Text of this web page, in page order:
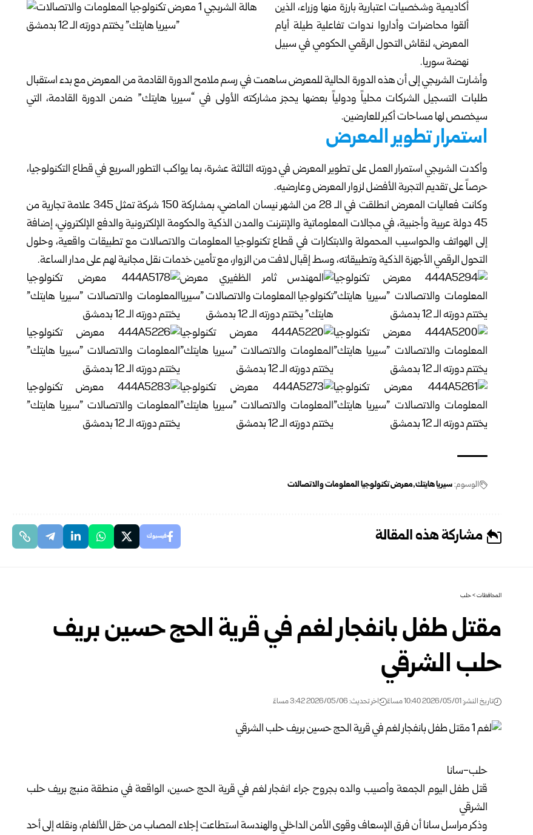
أكاديمية وشخصيات اعتبارية بارزة منها وزراء، الذين
ألقوا محاضرات وأداروا ندوات تفاعلية طيلة أيام
المعرض، لنقاش التحول الرقمي الحكومي في سبيل
نهضة سوريا.
وأشارت الشربجي إلى أن هذه الدورة الحالية للمعرض ساهمت في رسم ملامح الدورة القادمة من المعرض مع بدء استقبال
طلبات التسجيل الشركات محلياً ودولياً بعضها يحجز مشاركته الأولى في “سيريا هايتك” ضمن الدورة القادمة، التي
سيخصص لها مساحات أكبر للعارضين.
استمرار تطوير المعرض
وأكدت الشربجي استمرار العمل على تطوير المعرض في دورته الثالثة عشرة، بما يواكب التطور السريع في قطاع التكنولوجيا،
حرصاً على تقديم التجربة الأفضل لزوار المعرض وعارضيه.
وكانت فعاليات المعرض انطلقت في الـ 28 من الشهر نيسان الماضي، بمشاركة 150 شركة تمثل 345 علامة تجارية من
45 دولة عربية وأجنبية، في مجالات المعلوماتية والإنترنت والمدن الذكية والحكومة الإلكترونية والدفع الإلكتروني، إضافة
إلى الهواتف والحواسيب المحمولة والابتكارات في قطاع تكنولوجيا المعلومات والاتصالات مع تطبيقات واقعية، وحلول
التحول الرقمي الأجهزة الذكية وتطبيقاته، وسط إقبال لافت من الزوار، مع تأمين خدمات نقل مجانية لهم على مدار الساعة.
الوسوم:سيريا هايتك معرض تكنولوجيا المعلومات والاتصالات
مشاركة هذه المقالة فيسبوك
المحافظات>حلب
مقتل طفل بانفجار لغم في قرية الحج حسين بريف
حلب الشرقي
تاريخ النشر: 2026/05/01 10:40 مساءً اخر تحديث: 2026/05/06 3:42 مساءً
حلب-سانا
قتل طفل اليوم الجمعة وأصيب والده بجروح جراء انفجار لغم في قرية الحج حسين، الواقعة في منطقة منبج بريفحلب
الشرقي
وذكر مراسل سانا أن فرق الإسعاف وقوى الأمن الداخلي والهندسة استطاعت إجلاء المصاب من حقل الألغام، ونقله إلى أحد